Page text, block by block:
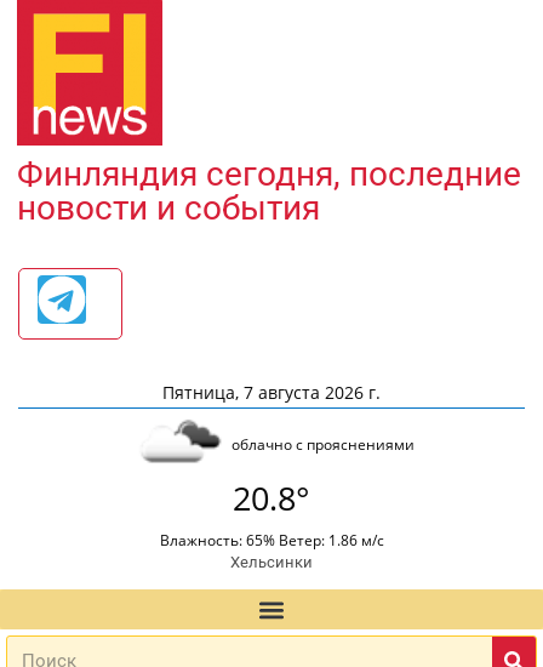
Финляндия сегодня, последние
новости и события
Пятница, 7 августа 2026 г.
облачно с прояснениями
20.8°
Влажность: 65% Ветер: 1.86 м/с
Хельсинки